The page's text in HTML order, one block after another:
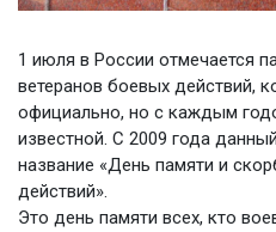
1 июля в России отмечается
ветеранов боевых действий,
официально, но с каждым
известной. С 2009 года
название «День памяти и
действий».
Это день памяти всех, кто